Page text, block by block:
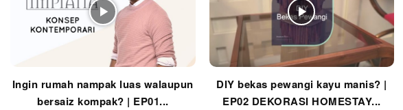
Ingin rumah nampak luas walaupun
bersaiz kompak? | EP01...
DIY bekas pewangi kayu manis? |
EP02 DEKORASI HOMESTAY...